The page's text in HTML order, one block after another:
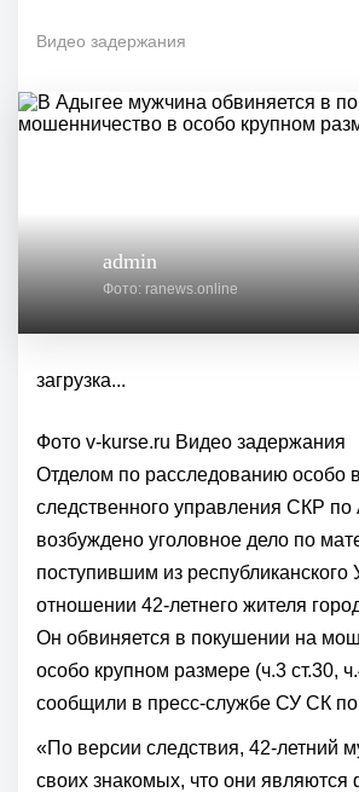
Видео задержания
admin
Фото: ranews.online
загрузка...
Фото v-kurse.ru Видео задержания
Отделом по расследованию особо
следственного управления СКР по
возбуждено уголовное дело по
поступившим из
отношении 42-летнего жителя
Он обвиняется в покушении на
особо крупном размере (ч.3 ст.30,
сообщили в пресс-службе СУ СК
«По версии следствия, 42-летний
своих знакомых, что они являются